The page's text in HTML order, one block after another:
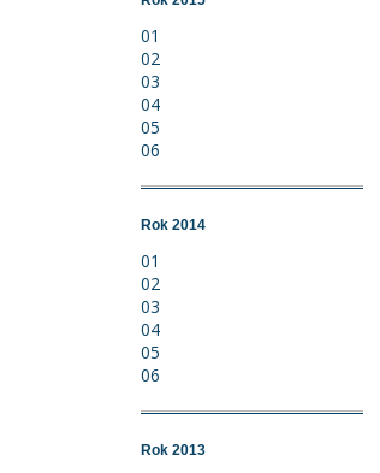
01
02
03
04
05
06
Rok 2014
01
02
03
04
05
06
Rok 2013